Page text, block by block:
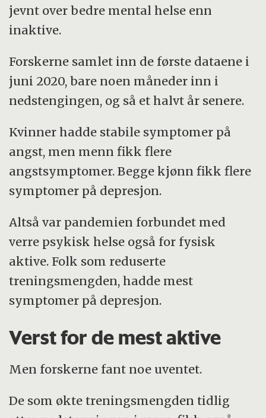
jevnt over bedre mental helse enn
inaktive.
Forskerne samlet inn de første dataene i
juni 2020, bare noen måneder inn i
nedstengingen, og så et halvt år senere.
Kvinner hadde stabile symptomer på
angst, men menn fikk flere
angstsymptomer. Begge kjønn fikk flere
symptomer på depresjon.
Altså var pandemien forbundet med
verre psykisk helse også for fysisk
aktive. Folk som reduserte
treningsmengden, hadde mest
symptomer på depresjon.
Verst for de mest aktive
Men forskerne fant noe uventet.
De som økte treningsmengden tidlig